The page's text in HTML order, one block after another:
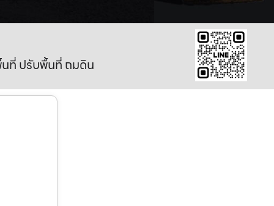
นที่ ปรับพื้นที่ ถมดิน